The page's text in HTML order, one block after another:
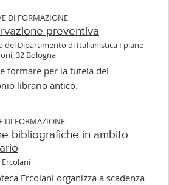
DI FORMAZIONE
preventiva
del Dipartimento di Italianistica I piano -
32 Bologna
formare per la tutela del
librario antico.
DI FORMAZIONE
bibliografiche in ambito
Ercolani organizza a scadenza